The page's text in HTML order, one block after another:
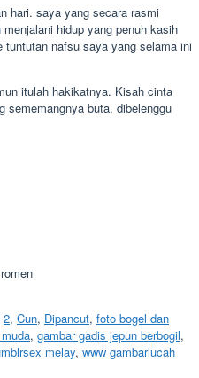
hari. saya yang secara rasmi
hidup yang penuh kasih
tuntutan nafsu saya yang selama ini
itulah hakikatnya. Kisah cinta
sememangnya buta. dibelenggu
2, Cun, Dipancut, foto bogel dan
, gambar gadis jepun berbogil,
melay, www gambarlucah